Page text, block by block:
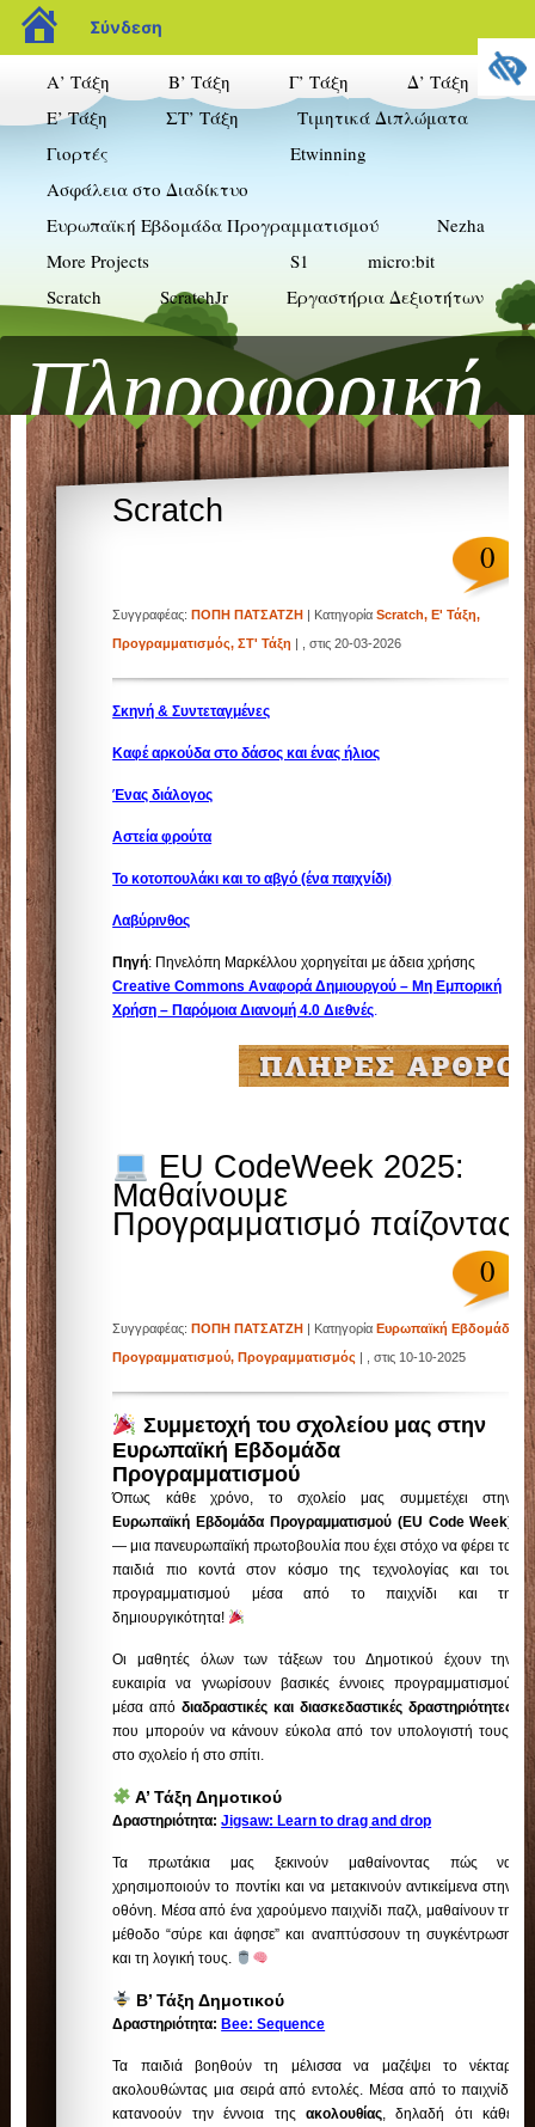
blogs.sch.gr
Σύνδεση
Α’ Τάξη Β’ Τάξη Γ’ Τάξη
Δ’ Τάξη
Ε’ Τάξη
ΣΤ’ Τάξη
Τιμητικά Διπλώματα
Γιορτές
Etwinning
Ασφάλεια στο Διαδίκτυο
Ευρωπαϊκή Εβδομάδα Προγραμματισμού
Nezha
More Projects
S1
micro:bit
Scratch
ScratchJr Εργαστήρια Δεξιοτήτων
Πληροφορική
& Δημοτικό
Σχολείο
4ο Δημοτικό Σχολείο Γλυφάδας
Scratch
0
Συγγραφέας:ΠΟΠΗ ΠΑΤΣΑΤΖΗ | ΚατηγορίαScratch,Ε' Τάξη,
Προγραμματισμός,ΣΤ' Τάξη | , στις 20-03-2026
Σκηνή & Συντεταγμένες
Καφέ αρκούδα στο δάσος και ένας ήλιος
Ένας διάλογος
Αστεία φρούτα
Το κοτοπουλάκι και το αβγό (ένα παιχνίδι)
Λαβύρινθος
Πηγή: Πηνελόπη Μαρκέλλου χορηγείται με άδεια χρήσης
Creative Commons Αναφορά Δημιουργού – Μη Εμπορική
Χρήση – Παρόμοια Διανομή 4.0 Διεθνές.
EU CodeWeek 2025:
Μαθαίνουμε
Προγραμματισμό παίζοντας!
0
Συγγραφέας: ΠΟΠΗ ΠΑΤΣΑΤΖΗ | Κατηγορία Ευρωπαϊκή Εβδομάδα
Προγραμματισμού, Προγραμματισμός | , στις 10-10-2025
Συμμετοχή του σχολείου μας στην
Ευρωπαϊκή Εβδομάδα
Προγραμματισμού
Όπως κάθε χρόνο, το σχολείο μας συμμετέχει στην
Ευρωπαϊκή Εβδομάδα Προγραμματισμού (EU Code Week)
— μια πανευρωπαϊκή πρωτοβουλία που έχει στόχο να φέρει τα
παιδιά πιο κοντά στον κόσμο της τεχνολογίας και του
προγραμματισμού μέσα από το παιχνίδι και τη
δημιουργικότητα!
Οι μαθητές όλων των τάξεων του Δημοτικού έχουν την
ευκαιρία να γνωρίσουν βασικές έννοιες προγραμματισμού
μέσα απόδιαδραστικές και διασκεδαστικές δραστηριότητες
που μπορούν να κάνουν εύκολα από τον υπολογιστή τους,
στο σχολείο ή στο σπίτι.
Α’ Τάξη Δημοτικού
Δραστηριότητα: Jigsaw: Learn to drag and drop
Τα πρωτάκια μας ξεκινούν μαθαίνοντας πώς να
χρησιμοποιούν το ποντίκι και να μετακινούν αντικείμενα στην
οθόνη. Μέσα από ένα χαρούμενο παιχνίδι παζλ, μαθαίνουν τη
μέθοδο “σύρε και άφησε” και αναπτύσσουν τη συγκέντρωση
και τη λογική τους.
Β’ Τάξη Δημοτικού
Δραστηριότητα: Bee: Sequence
Τα παιδιά βοηθούν τη μέλισσα να μαζέψει το νέκταρ
ακολουθώντας μια σειρά από εντολές. Μέσα από το παιχνίδι
κατανοούν την έννοια τηςακολουθίας , δηλαδή ότι κάθε